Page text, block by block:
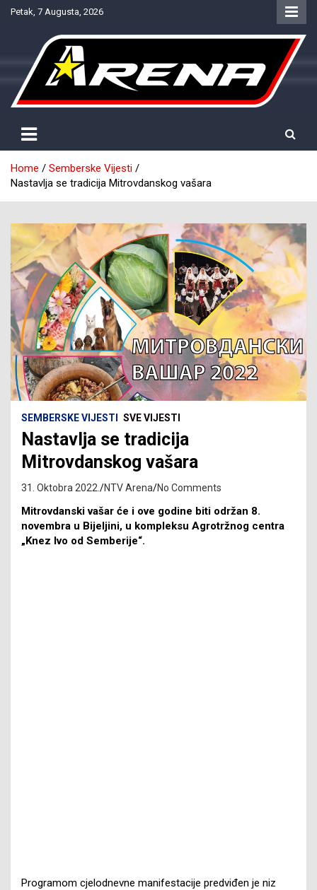
SkipPetak, 7 Augusta, 2026
NTV Arena
Home
Semberske Vijesti
Nastavlja se tradicija Mitrovdanskog vašara
SEMBERSKE VIJESTI SVE VIJESTI
Nastavlja se tradicija
Mitrovdanskog vašara
31. Oktobra 2022. NTV Arena No Comments
Mitrovdanski vašar će i ove godine biti održan 8.
novembra u Bijeljini, u kompleksu Agrotržnog centra
„Knez Ivo od Semberije“.
Programom cjelodnevne manifestacije predviđen je niz